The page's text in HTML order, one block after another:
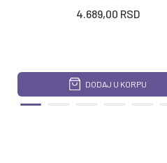
4.689,00 RSD
DODAJ U KORPU